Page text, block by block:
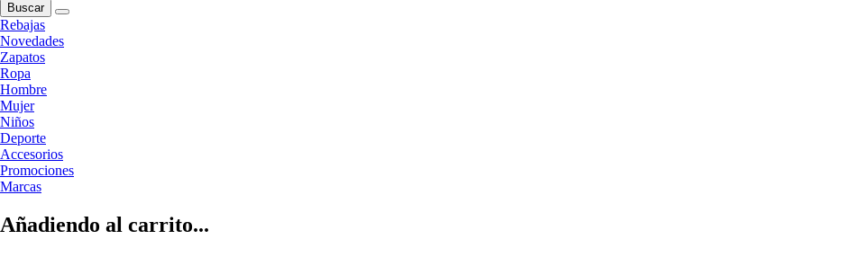
Buscar
Rebajas
Novedades
Zapatos
Ropa
Hombre
Mujer
Niños
Deporte
Accesorios
Promociones
Marcas
Añadiendo al carrito...